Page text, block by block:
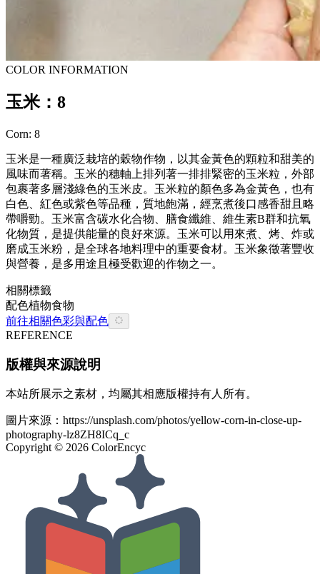
COLOR INFORMATION
玉米：8
Corn: 8
玉米是一種廣泛栽培的穀物作物，以其金黃色的顆粒和甜美的
風味而著稱。玉米的穗軸上排列著一排排緊密的玉米粒，外部
包裹著多層淺綠色的玉米皮。玉米粒的顏色多為金黃色，也有
白色、紅色或紫色等品種，質地飽滿，經烹煮後口感香甜且略
帶嚼勁。玉米富含碳水化合物、膳食纖維、維生素B群和抗氧
化物質，是提供能量的良好來源。玉米可以用來煮、烤、炸或
磨成玉米粉，是全球各地料理中的重要食材。玉米象徵著豐收
與營養，是多用途且極受歡迎的作物之一。
相關標籤
配色植物食物
前往相關色彩與配色
REFERENCE
版權與來源說明
本站所展示之素材，均屬其相應版權持有人所有。
圖片來源： https://unsplash.com/photos/yellow-corn-in-close-up-
photography-lz8ZH8ICq_c
Copyright © 2026 ColorEncyc